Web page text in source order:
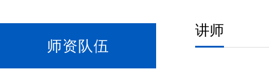
师资队伍
讲师